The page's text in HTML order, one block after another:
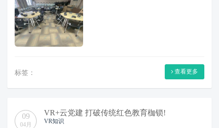
标签： 查看更多
09
04月
VR+云党建 打破传统红色教育枷锁!
VR知识